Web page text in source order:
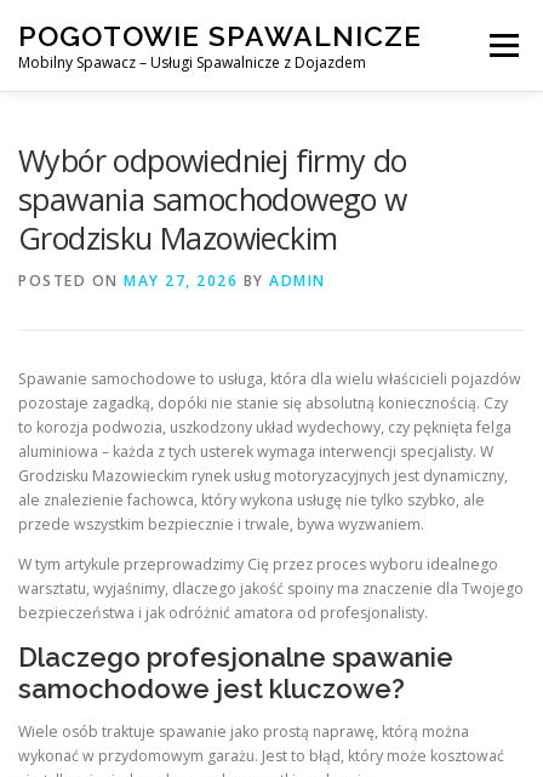
content
POGOTOWIE SPAWALNICZE
Mobilny Spawacz – Usługi Spawalnicze z Dojazdem
Menu
SPAWANIE MIG/MAG (GMAW)
Wybór odpowiedniej firmy do
spawania samochodowego w
Grodzisku Mazowieckim
POSTED ON MAY 27, 2026 BY ADMIN
Spawanie samochodowe to usługa, która dla wielu właścicieli pojazdów
pozostaje zagadką, dopóki nie stanie się absolutną koniecznością. Czy
to korozja podwozia, uszkodzony układ wydechowy, czy pęknięta felga
aluminiowa – każda z tych usterek wymaga interwencji specjalisty. W
Grodzisku Mazowieckim rynek usług motoryzacyjnych jest dynamiczny,
ale znalezienie fachowca, który wykona usługę nie tylko szybko, ale
przede wszystkim bezpiecznie i trwale, bywa wyzwaniem.
W tym artykule przeprowadzimy Cię przez proces wyboru idealnego
warsztatu, wyjaśnimy, dlaczego jakość spoiny ma znaczenie dla Twojego
bezpieczeństwa i jak odróżnić amatora od profesjonalisty.
Dlaczego profesjonalne spawanie
samochodowe jest kluczowe?
Wiele osób traktuje spawanie jako prostą naprawę, którą można
wykonać w przydomowym garażu. Jest to błąd, który może kosztować